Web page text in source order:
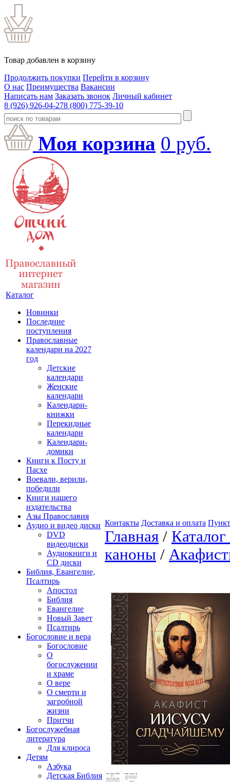
Товар добавлен в корзину
Продолжить покупки Перейти в корзину
О нас Преимущества Вакансии
Написать нам Заказать звонок Личный кабинет
8 (926) 926-04-278 (800) 775-39-10
Моя корзина 0 руб.
Каталог
Новинки
Последние
поступления
Православные
календари на 2027
год
Детские
календари
Женские
календари
Календари-
книжки
Перекидные
календари
Календари-
домики
Книги к Посту и
Пасхе
Воевали, верили,
победили
Книги нашего
издательства
Азы Православия
Аудио и видео диски
DVD
видеодиски
Аудиокниги и
CD диски
Библия, Евангелие,
Псалтирь
Апостол
Библия
Евангелие
Новый Завет
Псалтирь
Богословие и вера
Богословие
О
богослужении
и храме
О вере
О смерти и
загробной
жизни
Притчи
Богослужебная
литература
Для клироса
Детям
Азбука
Детская Библия
Контакты Доставка и оплата
Главная /
каноны /